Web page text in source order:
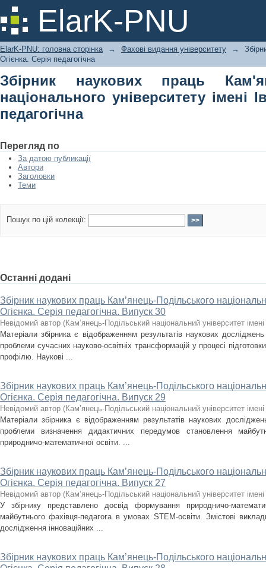
ElarK-PNU
Збірник наукових праць Кам'янець-
імені Івана Огієнка. Серія
ElarK-PNU: головна сторінка → Фахові видання університету →
Огієнка. Серія педагогічна
Збірник наукових праць
національного університету імені
педагогічна
Перегляд по
За датою публикації
Автори
Заголовки
Теми
Пошук по цій колекції:
Останні додані
Збірник наукових праць Кам’янець-Подільського
Огієнка. Серія педагогічна. Випуск 30
Невідомий автор (Кам’янець-Подільський національний університет
Матеріали збірника є відображенням результатів наукових
проблеми сучасних науково-освітніх трансформацій у процесі
профілю. Наукові ...
Збірник наукових праць Кам’янець-Подільського
Огієнка. Серія педагогічна. Випуск 29
Невідомий автор (Кам’янець-Подільський національний університет
Матеріали збірника є відображенням результатів наукових
проблеми визначення дидактичних передумов становлення
природничо-математичної освіти. ...
Збірник наукових праць Кам’янець-Подільського
Огієнка. Серія педагогічна. Випуск 27
Невідомий автор (Кам’янець-Подільський національний університет
У збірнику представлено досвід формування природничо-
майбутнього фахівця-педагога в умовах STEM-освіти. Змістові
дослідження інноваційних ...
Збірник наукових праць Кам’янець-Подільського